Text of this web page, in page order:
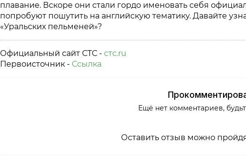
плавание. Вскоре они стали гордо именовать себя
попробуют пошутить на английскую тематику. Давайте
«Уральских пельменей»?
Официальный сайт СТС - стс.ru
Первоисточник - Ссылка
Ещё нет комментариев,
Оставить отзыв можно